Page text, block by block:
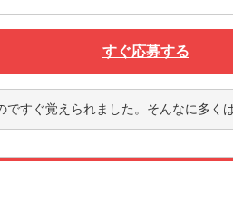
すぐ応募する
えられました。そんなに多くはないのですぐ覚